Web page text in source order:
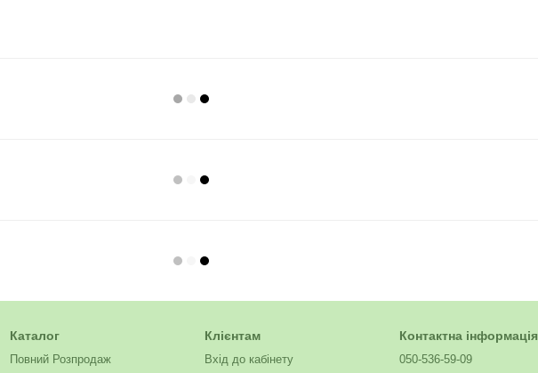
Каталог
Повний Розпродаж
Клієнтам
Вхід до кабінету
Контактна інформація
050-536-59-09